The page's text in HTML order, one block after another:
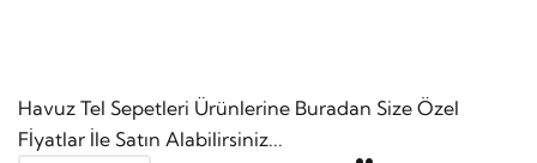
Havuz Tel Sepetleri Ürünlerine Buradan Size Özel
Fİyatlar İle Satın Alabilirsiniz...